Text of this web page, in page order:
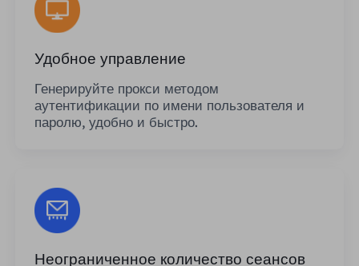
Удобное управление
Генерируйте прокси методом
аутентификации по имени пользователя и
паролю, удобно и быстро.
Неограниченное количество сеансов